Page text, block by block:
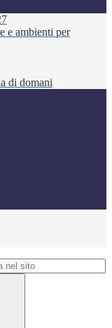
e ambienti per
di domani